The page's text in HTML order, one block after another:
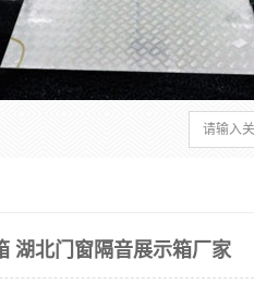
湖北门窗隔音展示箱厂家